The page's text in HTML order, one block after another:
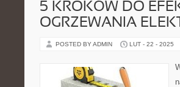
5 KROKÓW DO
OGRZEWANIA
POSTED BY ADMIN LUT - 22 - 2025